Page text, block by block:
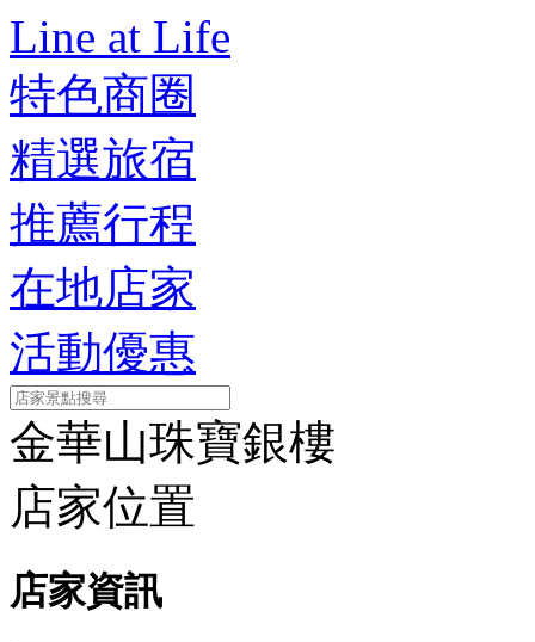
Line at Life
特色商圈
精選旅宿
推薦行程
在地店家
活動優惠
金華山珠寶銀樓
店家位置
店家資訊